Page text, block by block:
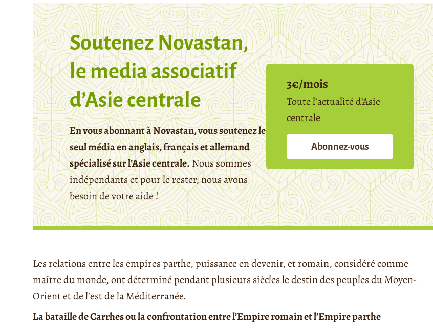
Soutenez Novastan,
le media associatif
d’Asie centrale
En vous abonnant à Novastan, vous soutenez le
seul média en anglais, français et allemand
spécialisé sur l’Asie centrale.Nous sommes
indépendants et pour le rester, nous avons
besoin de votre aide !
3€/mois
Toute l’actualité d’Asie
centrale
Abonnez-vous
Les relations entre les empires parthe, puissance en devenir, et romain, considéré comme
maître du monde, ont déterminé pendant plusieurs siècles le destin des peuples du Moyen-
Orient et de l’est de la Méditerranée.
La bataille de Carrhes ou la confrontation entre l’Empire romain et l’Empire parthe